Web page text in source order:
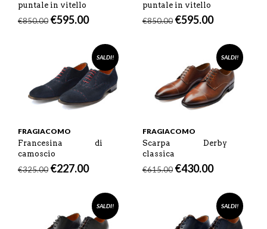
puntale in vitello
€850.00 €595.00
puntale in vitello
€850.00 €595.00
SALDI!
FRAGIACOMO
Francesina di
camoscio
€325.00 €227.00
SALDI!
FRAGIACOMO
Scarpa Derby
classica
€615.00 €430.00
SALDI! SALDI!